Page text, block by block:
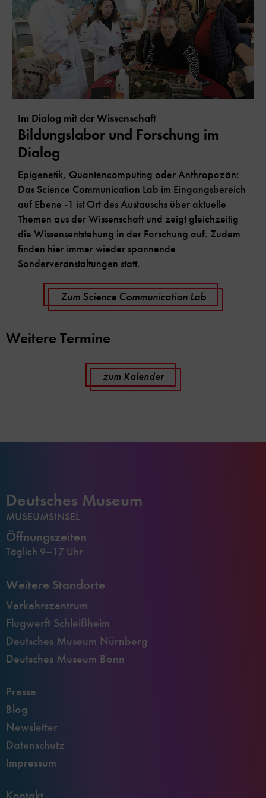
Im Dialog mit der Wissenschaft
Bildungslabor und Forschung im
Dialog
Epigenetik, Quantencomputing oder Anthropozän:
Das Science Communication Lab im Eingangsbereich
auf Ebene -1 ist Ort des Austauschs über aktuelle
Themen aus der Wissenschaft und zeigt gleichzeitig
die Wissensentstehung in der Forschung auf. Zudem
finden hier immer wieder spannende
Sonderveranstaltungen statt.
Zum Science Communication Lab
Weitere Termine
zum Kalender
Deutsches Museum
MUSEUMSINSEL
Öffnungszeiten
Täglich 9–17 Uhr
Weitere Standorte
Verkehrszentrum
Flugwerft Schleißheim
Deutsches Museum Nürnberg
Deutsches Museum Bonn
Presse
Blog
Newsletter
Datenschutz
Impressum